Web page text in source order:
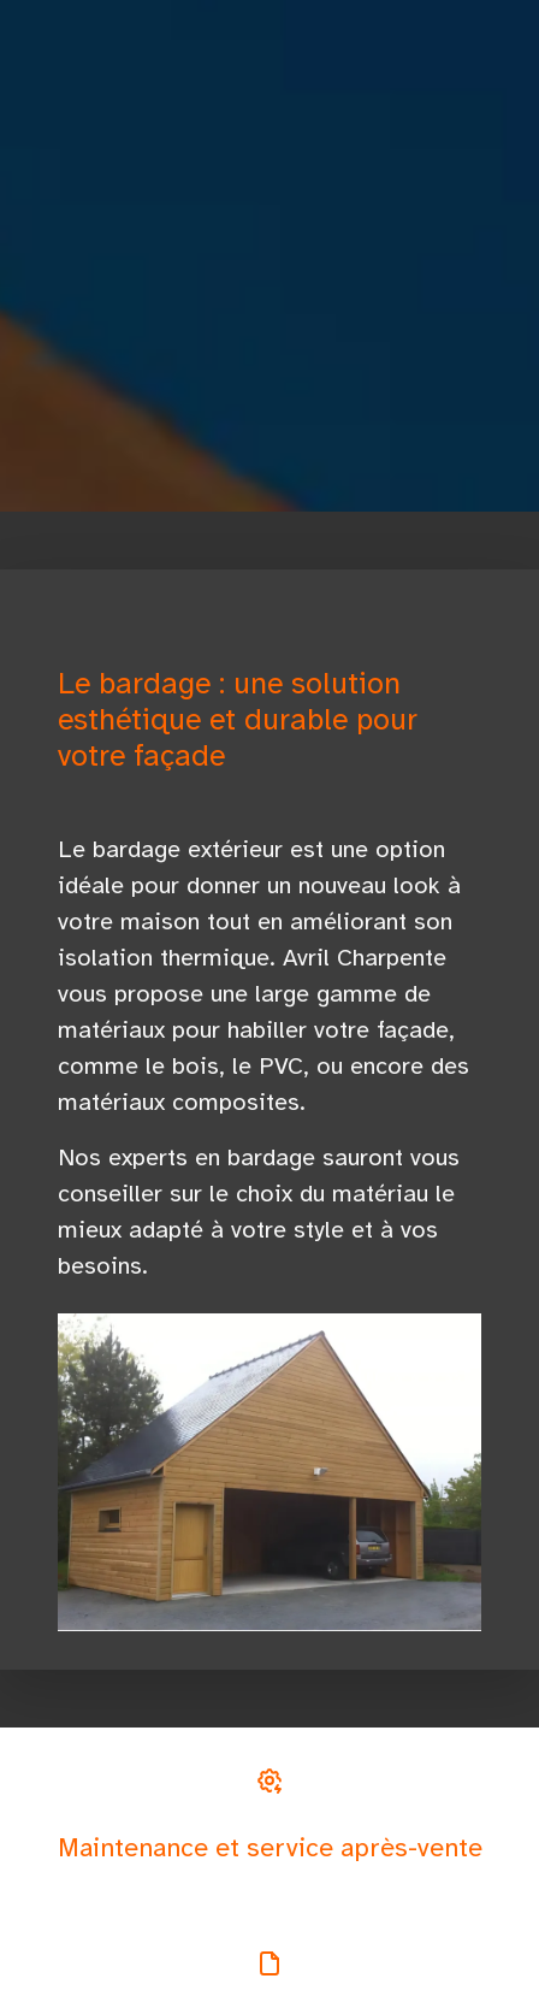
Le bardage : une solution
esthétique et durable pour
votre façade
Le bardage extérieur est une option
idéale pour donner un nouveau look à
votre maison tout en améliorant son
isolation thermique. Avril Charpente
vous propose une large gamme de
matériaux pour habiller votre façade,
comme le bois, le PVC, ou encore des
matériaux composites.
Nos experts en bardage sauront vous
conseiller sur le choix du matériau le
mieux adapté à votre style et à vos
besoins.
Maintenance et service après-vente